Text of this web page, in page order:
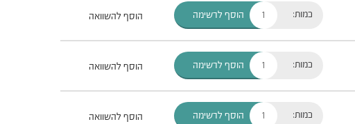
כמות: הוסף לרשימה הוסף להשוואה
כמות: הוסף לרשימה הוסף להשוואה
כמות: הוסף לרשימה הוסף להשוואה